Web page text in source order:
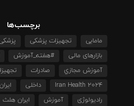
برچسب‌ها
مامایی تجهیزات پزشکی
بازارهای مالی
#هفته_آموزش
آموزش مجازي
صادرات
Iran Health 2024
داخلی
رادیولوژی
آموزش ایران هلث